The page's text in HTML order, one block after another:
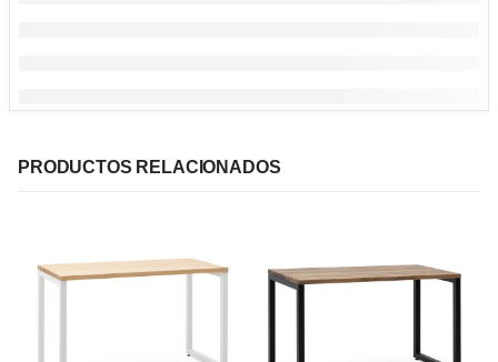
PRODUCTOS RELACIONADOS